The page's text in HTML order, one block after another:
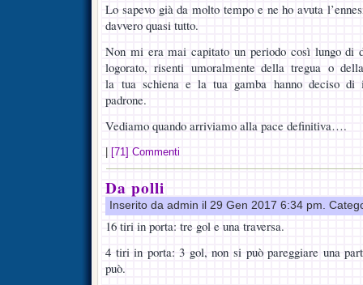
Lo sapevo già da molto tempo e ne ho avuta
davvero quasi tutto.
Non mi era mai capitato un periodo così lungo di
logorato, risenti umoralmente della tregua o
la tua schiena e la tua gamba hanno deciso di
padrone.
Vediamo quando arriviamo alla pace definitiva….
[71] Commenti
Da polli
Inserito da admin il 29 Gen 2017 6:34 pm.
16 tiri in porta: tre gol e una traversa.
4 tiri in porta: 3 gol, non si può pareggiare una
può.